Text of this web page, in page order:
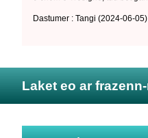
Dastumer : Tangi (2024-06-05)
Laket eo ar